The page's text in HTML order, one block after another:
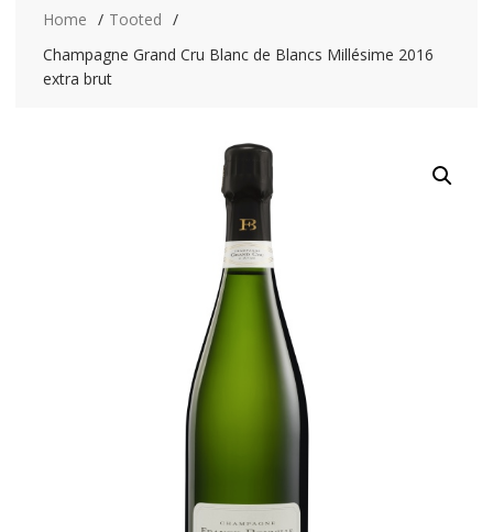
Home
Tooted
Champagne Grand Cru Blanc de Blancs Millésime 2016
extra brut